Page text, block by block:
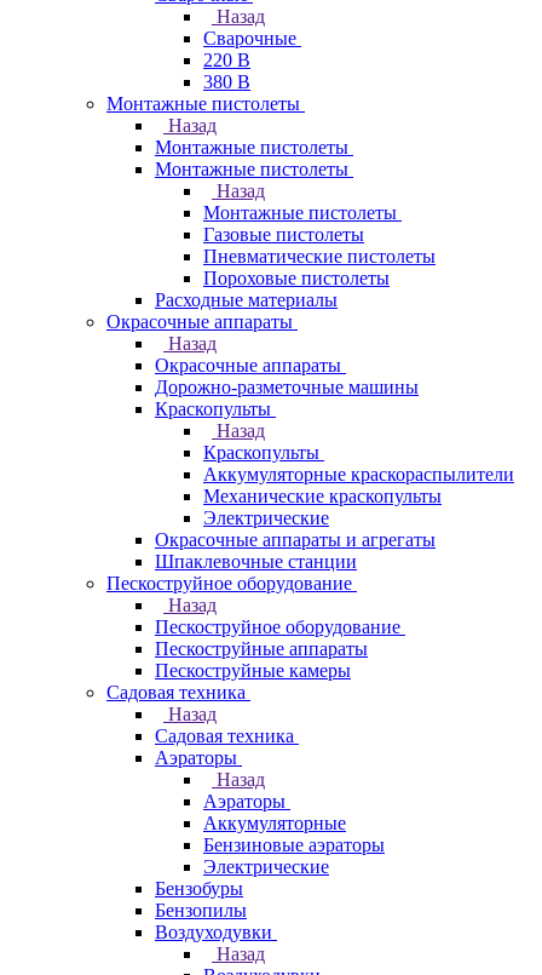
Назад
Сварочные
220 В
380 В
Монтажные пистолеты
Назад
Монтажные пистолеты
Монтажные пистолеты
Назад
Монтажные пистолеты
Газовые пистолеты
Пневматические пистолеты
Пороховые пистолеты
Расходные материалы
Окрасочные аппараты
Назад
Окрасочные аппараты
Дорожно-разметочные машины
Краскопульты
Назад
Краскопульты
Аккумуляторные краскораспылители
Механические краскопульты
Электрические
Окрасочные аппараты и агрегаты
Шпаклевочные станции
Пескоструйное оборудование
Назад
Пескоструйное оборудование
Пескоструйные аппараты
Пескоструйные камеры
Садовая техника
Назад
Садовая техника
Аэраторы
Назад
Аэраторы
Аккумуляторные
Бензиновые аэраторы
Электрические
Бензобуры
Бензопилы
Воздуходувки
Назад